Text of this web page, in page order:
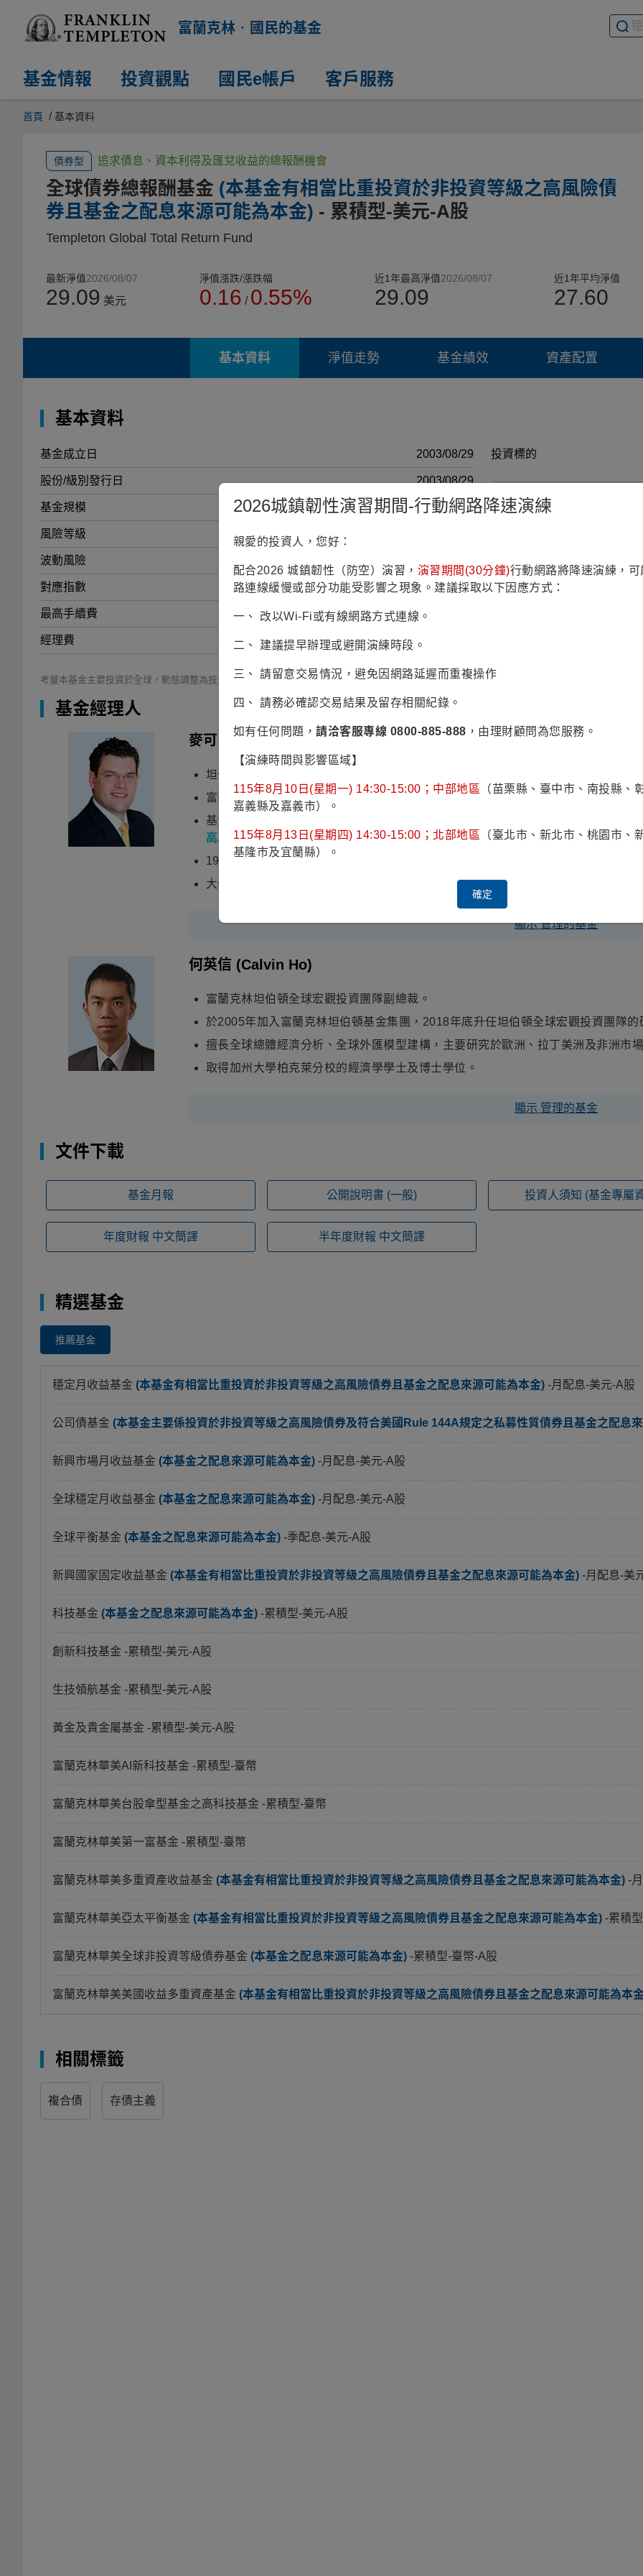
富蘭克林‧國民的基金
搜尋
請輸
基金情報 投資觀點 國民e帳戶 客戶服務
首頁 / 基本資料
債券型 追求債息、資本利得及匯兌收益的總報酬機會
全球債券總報酬基金 (本基金有相當比重投資於非投資等級之高風險債
券且基金之配息來源可能為本金) - 累積型-美元-A股
Templeton Global Total Return Fund
最新淨值2026/08/07
29.09 美元
淨值漲跌/漲跌幅
0.16 / 0.55%
近1年最高淨值2026/08/07
29.09
近1年平均淨值
27.60
基本資料 淨值走勢 基金績效 資產配置
基本資料
基金成立日 2003/08/29
股份/級別發行日 2003/08/29
基金規模 15億9仟5佰萬美元 (2026/07/31)
風險等級
波動風險
對應指數 Bloomberg Multiverse Index
最高手續費
經理費
投資標的
投資地區
彭博代號
考量本基金主要投資於全球，動態調整為投資等級債券或非投資等級債券及參考過去淨值之波動性，其風險報酬為RR3。
基金經理人
麥可‧哈森泰博(Michael Hasenstab)
坦伯頓全球宏觀投資團隊投資長。
富蘭克林坦伯頓固定收益決策委員會之成員。
基金經理人：富蘭克林坦伯頓全球債券基金
高風險債券)、新興國家固定收益基金(本基金有相當比重投資於非投資等級之高風險
1995年加入富蘭克林坦伯頓基金集團，擅長總體經濟計量分析，專注於已開發國家
大學期間主修國際關係及政治經濟學，並且在澳洲國家大學（Australian National
顯示 管理的基金
何英信 (Calvin Ho)
富蘭克林坦伯頓全球宏觀投資團隊副總裁。
於2005年加入富蘭克林坦伯頓基金集團，2018年底升任坦伯頓全球宏觀投資團隊
擅長全球總體經濟分析、全球外匯模型建構，主要研究於歐洲、拉丁美洲及非洲市場
取得加州大學柏克萊分校的經濟學學士及博士學位。
顯示 管理的基金
文件下載
基金月報 公開說明書 (一般) 投資人須知 (基金專屬
年度財報 中文簡譯 半年度財報 中文簡譯
精選基金
推薦基金
穩定月收益基金 (本基金有相當比重投資於非投資等級之高風險債券且基金之配息來源可能為本金) -月配息-美元-A股
公司債基金 (本基金主要係投資於非投資等級之高風險債券及符合美國Rule 144A規定之私募性質債券且基金之配息
新興市場月收益基金 (本基金之配息來源可能為本金) -月配息-美元-A股
全球穩定月收益基金 (本基金之配息來源可能為本金) -月配息-美元-A股
全球平衡基金 (本基金之配息來源可能為本金) -季配息-美元-A股
新興國家固定收益基金 (本基金有相當比重投資於非投資等級之高風險債券且基金之配息來源可能為本金) -月配息-美
科技基金 (本基金之配息來源可能為本金) -累積型-美元-A股
創新科技基金 -累積型-美元-A股
生技領航基金 -累積型-美元-A股
黃金及貴金屬基金 -累積型-美元-A股
富蘭克林華美AI新科技基金 -累積型-臺幣
富蘭克林華美台股傘型基金之高科技基金 -累積型-臺幣
富蘭克林華美第一富基金 -累積型-臺幣
富蘭克林華美多重資產收益基金 (本基金有相當比重投資於非投資等級之高風險債券且基金之配息來源可能為本金) -
富蘭克林華美亞太平衡基金 (本基金有相當比重投資於非投資等級之高風險債券且基金之配息來源可能為本金) -累積
富蘭克林華美全球非投資等級債券基金 (本基金之配息來源可能為本金) -累積型-臺幣-A股
富蘭克林華美美國收益多重資產基金 (本基金有相當比重投資於非投資等級之高風險債券且基金之配息來源可能為本
相關標籤
複合債 存債主義
2026城鎮韌性演習期間-行動網路降速演練
親愛的投資人，您好：
配合2026 城鎮韌性（防空）演習， 演習期間(30分鐘)行動網路將降速演練，可
路連線緩慢或部分功能受影響之現象。建議採取以下因應方式：
一、 改以Wi-Fi或有線網路方式連線。
二、 建議提早辦理或避開演練時段。
三、 請留意交易情況，避免因網路延遲而重複操作
四、 請務必確認交易結果及留存相關紀錄。
如有任何問題， 請洽客服專線 0800-885-888 ，由理財顧問為您服務。
【演練時間與影響區域】
115年8月10日(星期一) 14:30-15:00；中部地區
（苗栗縣、臺中市、南投縣、
嘉義縣及嘉義市）。
115年8月13日(星期四) 14:30-15:00；北部地區
（臺北市、新北市、桃園市、
基隆市及宜蘭縣）。
確定